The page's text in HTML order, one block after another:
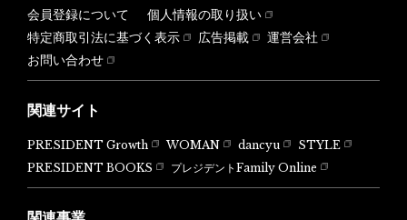
会員登録について
個人情報の取り扱い
特定商取引法に基づく表示
広告掲載
運営会社
お問い合わせ
関連サイト
PRESIDENT Growth WOMAN dancyu
STYLE
PRESIDENT BOOKS
プレジデントFamily Online